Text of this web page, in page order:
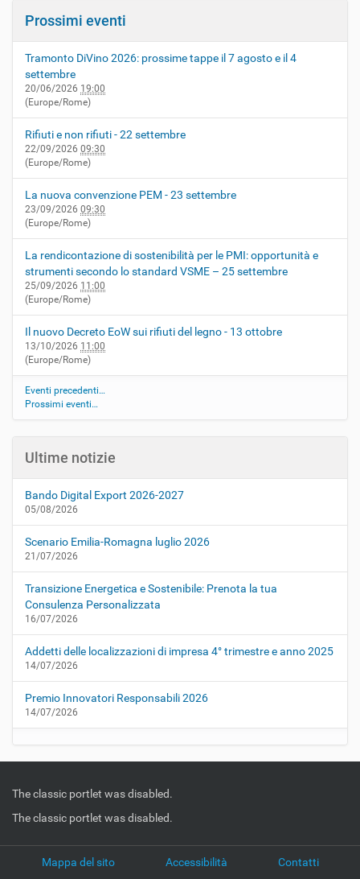
Prossimi eventi
Tramonto DiVino 2026: prossime tappe il 7 agosto e il 4
settembre
20/06/2026 19:00
(Europe/Rome)
Rifiuti e non rifiuti - 22 settembre
22/09/2026 09:30
(Europe/Rome)
La nuova convenzione PEM - 23 settembre
23/09/2026 09:30
(Europe/Rome)
La rendicontazione di sostenibilità per le PMI: opportunità e
strumenti secondo lo standard VSME – 25 settembre
25/09/2026 11:00
(Europe/Rome)
Il nuovo Decreto EoW sui rifiuti del legno - 13 ottobre
13/10/2026 11:00
(Europe/Rome)
Eventi precedenti…
Prossimi eventi…
Ultime notizie
Bando Digital Export 2026-2027
05/08/2026
Scenario Emilia-Romagna luglio 2026
21/07/2026
Transizione Energetica e Sostenibile: Prenota la tua
Consulenza Personalizzata
16/07/2026
Addetti delle localizzazioni di impresa 4° trimestre e anno 2025
14/07/2026
Premio Innovatori Responsabili 2026
14/07/2026
The classic portlet was disabled.
The classic portlet was disabled.
Mappa del sito Accessibilità Contatti